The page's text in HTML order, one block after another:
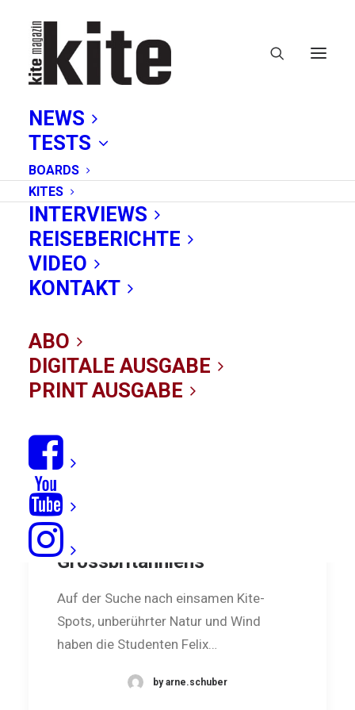
NEWS
TESTS
BOARDS
KITES
INTERVIEWS
REISEBERICHTE
VIDEO
KONTAKT
ABO
DIGITALE AUSGABE
PRINT AUSGABE
England
Schottland: Kiten am Ende
Grossbritanniens
Auf der Suche nach einsamen Kite-
Spots, unberührter Natur und Wind
haben die Studenten Felix…
by arne.schuber